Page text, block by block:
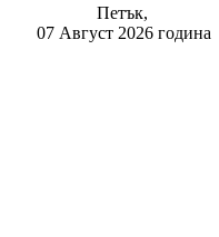
Петък,
07 Август 2026 година